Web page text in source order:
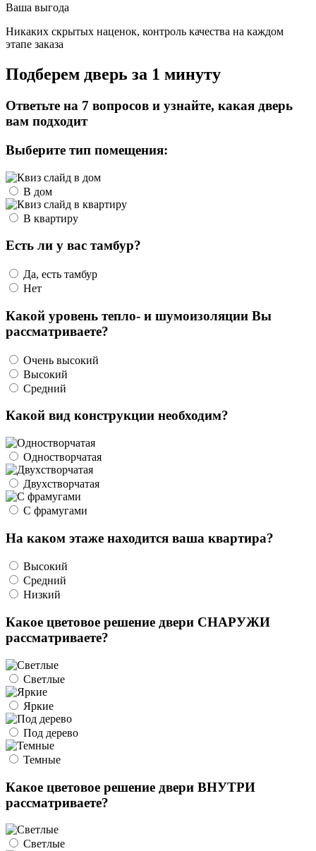
Ваша выгода
Никаких скрытых наценок, контроль качества на каждом
этапе заказа
Подберем дверь за 1 минуту
Ответьте на 7 вопросов и узнайте, какая дверь
вам подходит
Выберите тип помещения:
В дом
В квартиру
Есть ли у вас тамбур?
Да, есть тамбур
Нет
Какой уровень тепло- и шумоизоляции Вы
рассматриваете?
Очень высокий
Высокий
Средний
Какой вид конструкции необходим?
Одностворчатая
Двухстворчатая
С фрамугами
На каком этаже находится ваша квартира?
Высокий
Средний
Низкий
Какое цветовое решение двери СНАРУЖИ
рассматриваете?
Светлые
Яркие
Под дерево
Темные
Какое цветовое решение двери ВНУТРИ
рассматриваете?
Светлые